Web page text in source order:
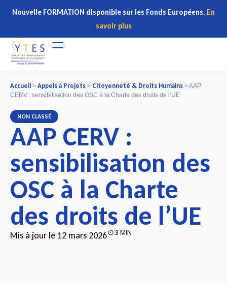
Nouvelle FORMATION disponible sur les Fonds Européens. En
savoir plus
Accueil > Appels à Projets > Citoyenneté & Droits Humains >AAP
CERV : sensibilisation des OSC à la Charte des droits de l’UE
NON CLASSÉ
AAP CERV :
sensibilisation des
OSC à la Charte
des droits de l’UE
Mis à jour le 12 mars 2026 3 MIN